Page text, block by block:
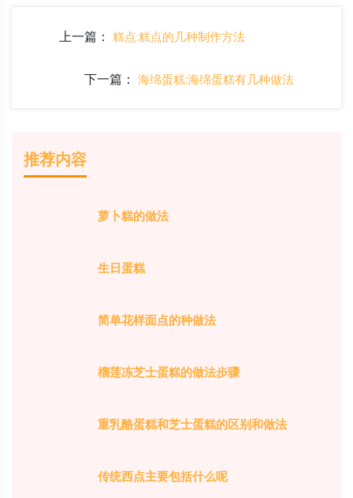
上一篇： 糕点:糕点的几种制作方法
下一篇： 海绵蛋糕:海绵蛋糕有几种做法
推荐内容
萝卜糕的做法
生日蛋糕
简单花样面点的种做法
榴莲冻芝士蛋糕的做法步骤
重乳酪蛋糕和芝士蛋糕的区别和做法
传统西点主要包括什么呢